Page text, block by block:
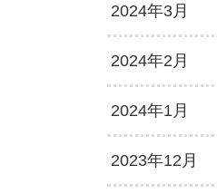
2024年3月
2024年2月
2024年1月
2023年12月